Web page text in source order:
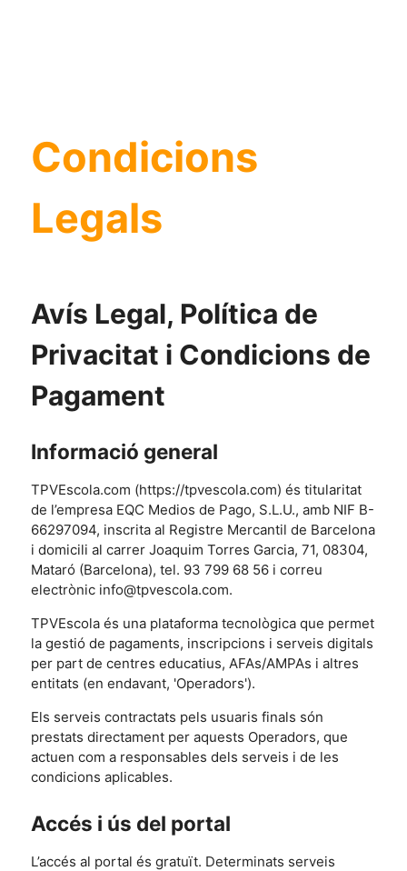
Condicions
Legals
Avís Legal, Política de
Privacitat i Condicions de
Pagament
Informació general
TPVEscola.com (https://tpvescola.com) és titularitat
de l’empresa EQC Medios de Pago, S.L.U., amb NIF B-
66297094, inscrita al Registre Mercantil de Barcelona
i domicili al carrer Joaquim Torres Garcia, 71, 08304,
Mataró (Barcelona), tel. 93 799 68 56 i correu
electrònic info@tpvescola.com.
TPVEscola és una plataforma tecnològica que permet
la gestió de pagaments, inscripcions i serveis digitals
per part de centres educatius, AFAs/AMPAs i altres
entitats (en endavant, 'Operadors').
Els serveis contractats pels usuaris finals són
prestats directament per aquests Operadors, que
actuen com a responsables dels serveis i de les
condicions aplicables.
Accés i ús del portal
L’accés al portal és gratuït. Determinats serveis